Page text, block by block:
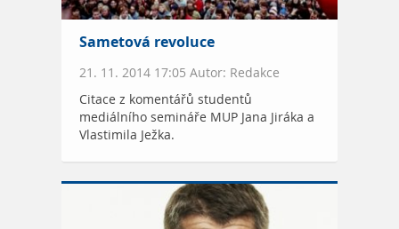
Sametová revoluce
21. 11. 2014 17:05 Autor: Redakce
Citace z komentářů studentů
mediálního semináře MUP Jana Jiráka a
Vlastimila Ježka.